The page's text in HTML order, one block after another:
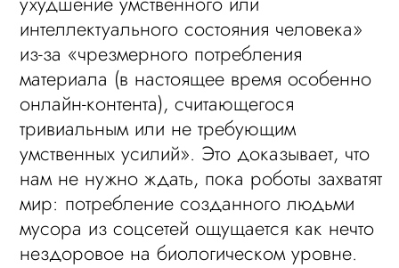
интеллектуального состояния человека»
из-за «чрезмерного потребления
материала (в настоящее время особенно
онлайн-контента), считающегося
тривиальным или не требующим
умственных усилий». Это доказывает, что
нам не нужно ждать, пока роботы захватят
мир: потребление созданного людьми
мусора из соцсетей ощущается как нечто
нездоровое на биологическом уровне.